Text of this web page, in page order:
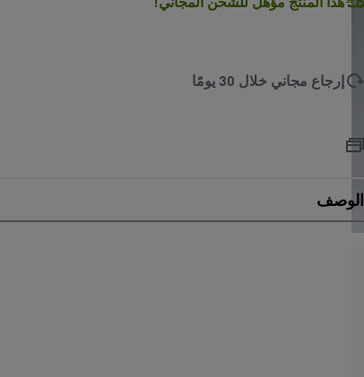
إرجاع مجاني خلال 30 يومًا
الوصف